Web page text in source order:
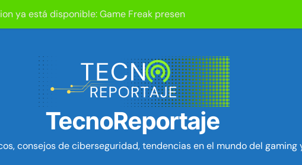
ya está disponible: Game Freak presenta su nuevo RPG de acción
en cPanel permite ejecutar SQL como root (extra: vulnerabilidad en
para sorprender con pocos ingredientes
ciberataques que interrumpen los servicios de agua en Estados
84 fallos en los núcleos 4G y 5G, incluido un fallo de secuestro
TecnoReportaje
consejos de ciberseguridad, tendencias en el mundo del